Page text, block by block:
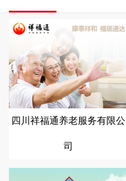
四川祥福通养老服务有限公
司